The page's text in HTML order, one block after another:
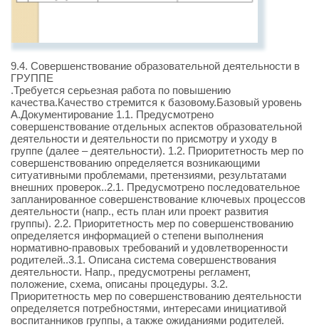
9.4. Совершенствование образовательной деятельности в
ГРУППЕ
.Требуется серьезная работа по повышению
качества.Качество стремится к базовому.Базовый уровень
А.Документирование 1.1. Предусмотрено
совершенствование отдельных аспектов образовательной
деятельности и деятельности по присмотру и уходу в
группе (далее – деятельности). 1.2. Приоритетность мер по
совершенствованию определяется возникающими
ситуативными проблемами, претензиями, результатами
внешних проверок..2.1. Предусмотрено последовательное
запланированное совершенствование ключевых процессов
деятельности (напр., есть план или проект развития
группы). 2.2. Приоритетность мер по совершенствованию
определяется информацией о степени выполнения
нормативно-правовых требований и удовлетворенности
родителей..3.1. Описана система совершенствования
деятельности. Напр., предусмотрены регламент,
положение, схема, описаны процедуры. 3.2.
Приоритетность мер по совершенствованию деятельности
определяется потребностями, интересами инициативой
воспитанников группы, а также ожиданиями родителей.